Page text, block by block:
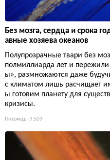
Без мозга, сердца и срока
авные хозяева океанов
Полупрозрачные твари без
полмиллиарда лет и
ы», размножаются даже
с климатом лишь расчищает
ы готовим планету для
кризисы.
Питомцы 9 509